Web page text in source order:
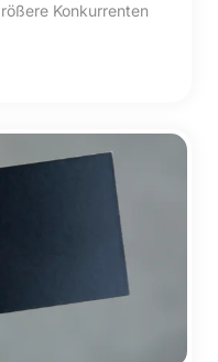
Konkurrenten